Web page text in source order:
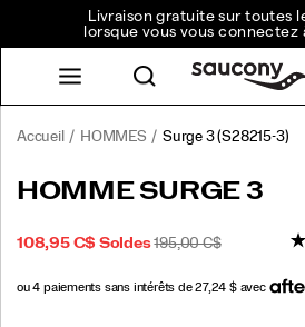
Livraison gratuite sur toutes
lorsque vous vous connectez
Accueil HOMMES Surge 3(S28215-3)
<p>Made
you
with
https://www.saucony.com/CA/fr_CA/
HOMME SURGE 3
PRIX
108,95 C$ SoldesPRIX
195,00 C$
09T14:14:21.945Z
09T14:14:21.945Z
INSTOCK